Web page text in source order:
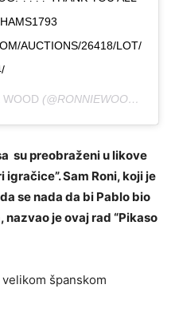
AUCTIONS/26418/LOT/
WOOD (@RONNIEWOOD) ON
su preobraženi u likove
Sam Roni, koji je
se nada da bi Pablo bio
je ovaj rad “Pikaso
španskom